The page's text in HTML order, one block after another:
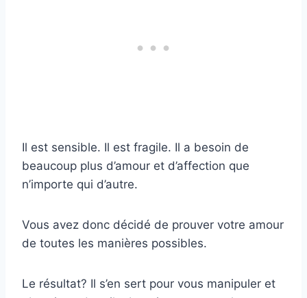
Il est sensible. Il est fragile. Il a besoin de
beaucoup plus d’amour et d’affection que
n’importe qui d’autre.
Vous avez donc décidé de prouver votre amour
de toutes les manières possibles.
Le résultat? Il s’en sert pour vous manipuler et